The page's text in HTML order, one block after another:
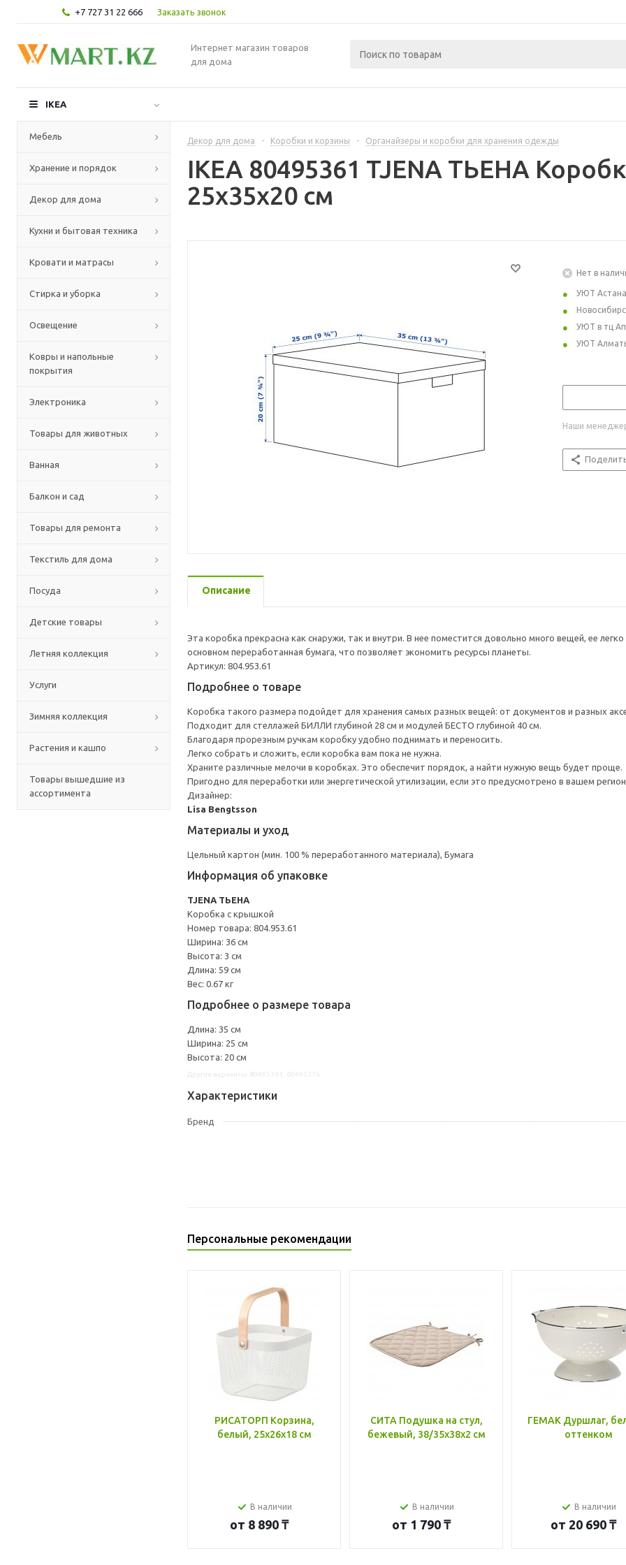
+7 727 31 22 666 Заказать звонок
Интернет магазин товаров
для дома
IKEA
Мебель
Хранение и порядок
Декор для дома
Кухни и бытовая техника
Кровати и матрасы
Стирка и уборка
Освещение
Ковры и напольные
покрытия
Электроника
Товары для животных
Ванная
Балкон и сад
Товары для ремонта
Текстиль для дома
Посуда
Детские товары
Летняя коллекция
Услуги
Зимняя коллекция
Растения и кашпо
Товары вышедшие из
ассортимента
Декор для дома - Коробки и корзины - Органайзеры и коробки для хранения одежды
IKEA 80495361 TJENA ТЬЕНА
25x35x20 см
Нет в
УЮТ Астана
УЮТ в тц
УЮТ
Наши
Описание
Эта коробка прекрасна как снаружи, так и внутри. В нее поместится довольно много вещей, ее
основном переработанная бумага, что позволяет экономить ресурсы планеты.
Артикул: 804.953.61
Подробнее о товаре
Коробка такого размера подойдет для хранения самых разных вещей: от документов и разных
Подходит для стеллажей БИЛЛИ глубиной 28 см и модулей БЕСТО глубиной 40 см.
Благодаря прорезным ручкам коробку удобно поднимать и переносить.
Легко собрать и сложить, если коробка вам пока не нужна.
Храните различные мелочи в коробках. Это обеспечит порядок, а найти нужную вещь будет проще.
Пригодно для переработки или энергетической утилизации, если это предусмотрено в вашем
Дизайнер:
Lisa Bengtsson
Материалы и уход
Цельный картон (мин. 100 % переработанного материала), Бумага
Информация об упаковке
TJENA ТЬЕНА
Коробка с крышкой
Номер товара: 804.953.61
Ширина: 36 см
Высота: 3 см
Длина: 59 см
Вес: 0.67 кг
Подробнее о размере товара
Длина: 35 см
Ширина: 25 см
Высота: 20 см
Характеристики
Бренд
Персональные рекомендации
РИСАТОРП Корзина,
белый, 25x26x18 см
В наличии
от 8 890 ₸
СИТА Подушка на стул,
бежевый, 38/35x38x2 см
В наличии
от 1 790 ₸
ГЕМАК Дуршлаг,
оттенком
В наличии
от 20 690 ₸